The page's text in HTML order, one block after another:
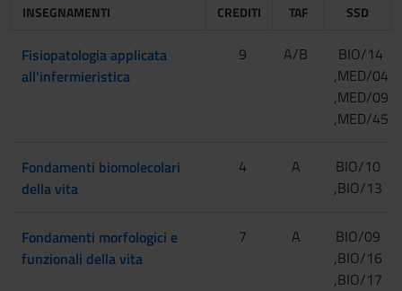
INSEGNAMENTI CREDITI TAF SSD
Fisiopatologia applicata
all'infermieristica
9 A/B
BIO/14
,MED/04
,MED/09
,MED/45
Fondamenti biomolecolari
della vita
[Matricole
dispari]
[Matricole
pari]
4 A
BIO/10
,BIO/13
Fondamenti morfologici e
funzionali della vita
[Matricole dispari]
7 A
BIO/09
,BIO/16
,BIO/17